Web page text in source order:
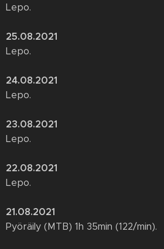
Lepo.
25.08.2021
Lepo.
24.08.2021
Lepo.
23.08.2021
Lepo.
22.08.2021
Lepo.
21.08.2021
Pyöräily (MTB) 1h 35min (122/min).